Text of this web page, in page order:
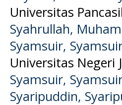
Universitas
Syahrullah,
Syamsuir,
Universitas Negeri
Syamsuir,
Syaripuddin,